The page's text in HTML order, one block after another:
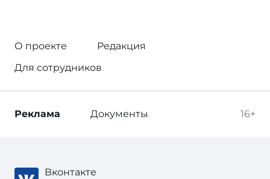
О проекте
Редакция
Для сотрудников
16+
Реклама Документы
Вконтакте